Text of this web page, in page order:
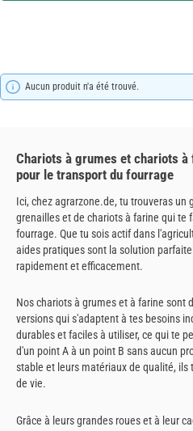
Aucun produit n'a été trouvé.
Chariots à grumes et chariots
pour le transport du fourrage
Ici, chez agrarzone.de, tu trouveras un
grenailles et de chariots à farine qui te
fourrage. Que tu sois actif dans
aides pratiques sont la solution
rapidement et efficacement.
Nos chariots à grumes et à farine sont
versions qui s'adaptent à tes besoins
durables et faciles à utiliser, ce qui te
d'un point A à un point B sans aucun
stable et leurs matériaux de qualité,
de vie.
Grâce à leurs grandes roues et à leur